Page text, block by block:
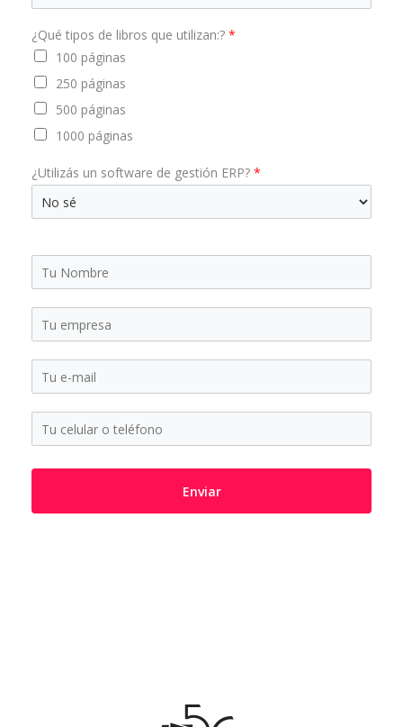
¿Qué tipos de libros que utilizan:? *
100 páginas
250 páginas
500 páginas
1000 páginas
¿Utilizás un software de gestión ERP? *
Enviar